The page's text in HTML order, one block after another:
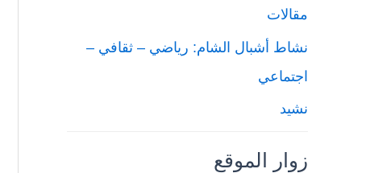
مقالات
نشاط أشبال الشام: رياضي – ثقافي –
اجتماعي
نشيد
زوار الموقع